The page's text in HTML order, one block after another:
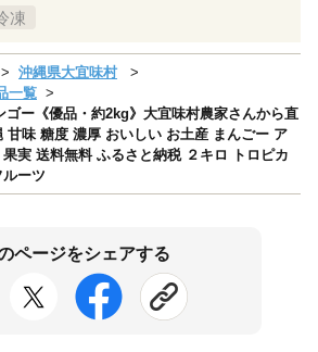
凍
沖縄県大宜味村
一覧
ゴー《優品・約2kg》大宜味村農家さんから直
甘味 糖度 濃厚 おいしい お土産 まんごー ア
実 送料無料 ふるさと納税 ２キロ トロピカ
ーツ
ページをシェアする